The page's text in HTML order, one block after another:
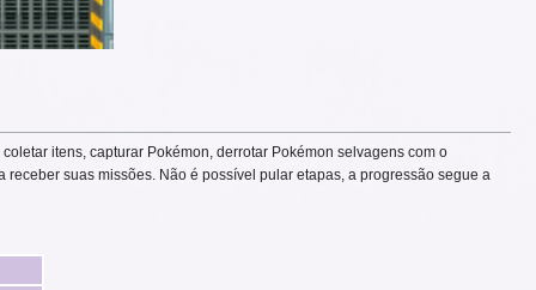
itens, capturar Pokémon, derrotar Pokémon selvagens com o
suas missões. Não é possível pular etapas, a progressão segue a